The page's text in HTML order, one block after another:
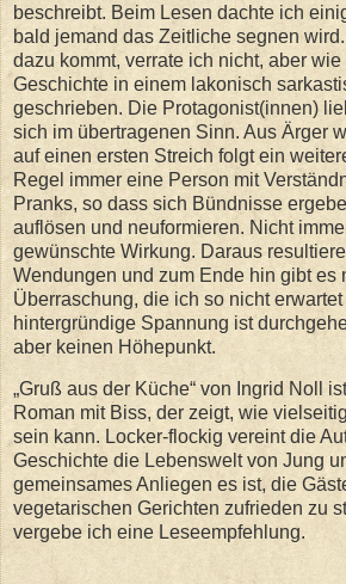
beschreibt. Beim Lesen dachte ich
bald jemand das Zeitliche segnen
dazu kommt, verrate ich nicht, aber
Geschichte in einem lakonisch
geschrieben. Die Protagonist(innen)
sich im übertragenen Sinn. Aus Ärger
auf einen ersten Streich folgt ein
Regel immer eine Person mit
Pranks, so dass sich Bündnisse
auflösen und neuformieren. Nicht
gewünschte Wirkung. Daraus
Wendungen und zum Ende hin gibt es
Überraschung, die ich so nicht
hintergründige Spannung ist
aber keinen Höhepunkt.
„Gruß aus der Küche“ von Ingrid Noll
Roman mit Biss, der zeigt, wie
sein kann. Locker-flockig vereint die
Geschichte die Lebenswelt von Jung
gemeinsames Anliegen es ist, die
vegetarischen Gerichten zufrieden zu
vergebe ich eine Leseempfehlung.